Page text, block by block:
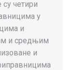
четири
у
и
и средњим
и